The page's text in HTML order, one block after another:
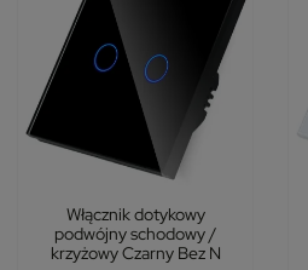
Włącznik dotykowy
podwójny schodowy /
krzyżowy Czarny Bez N